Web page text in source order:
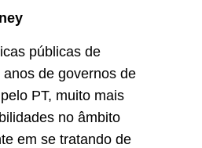
públicas de
de governos de
PT, muito mais
no âmbito
em se tratando de